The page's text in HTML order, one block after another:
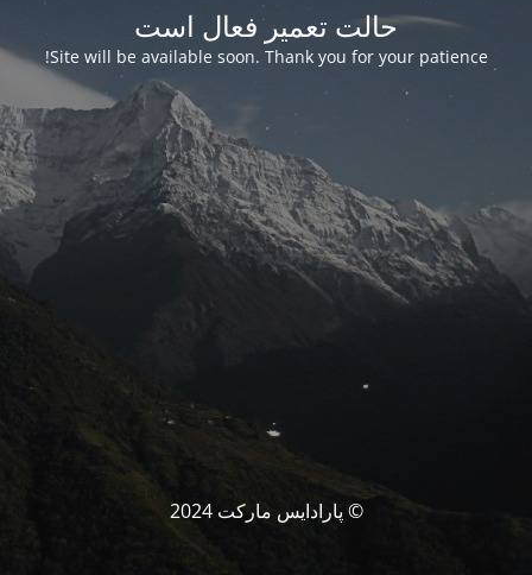
حالت تعمیر فعال است
Site will be available soon. Thank you for your patience!
© پارادایس مارکت 2024